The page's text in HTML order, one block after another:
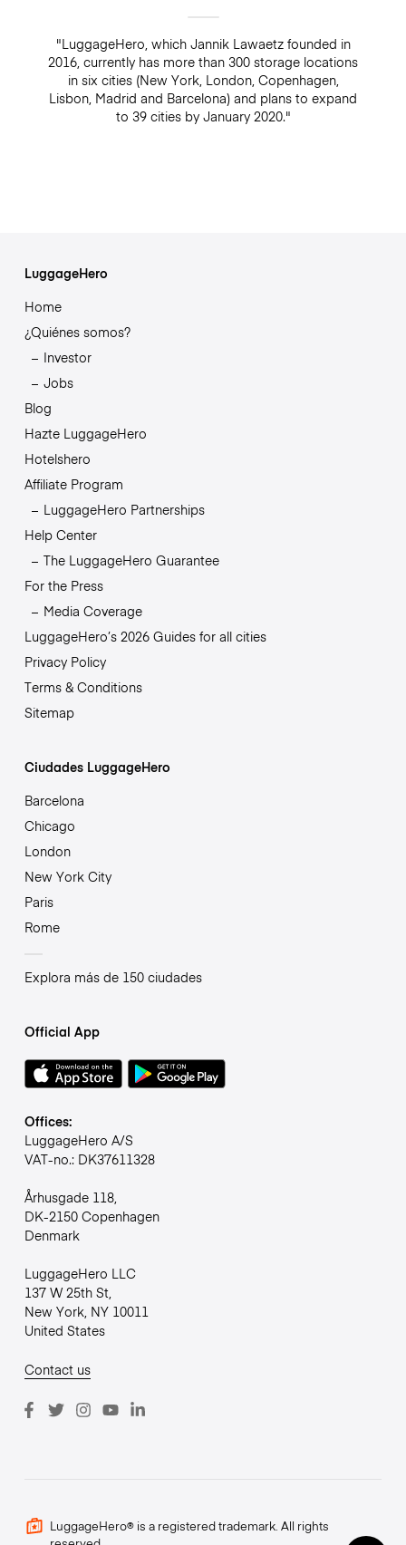
"LuggageHero, which Jannik Lawaetz founded in
2016, currently has more than 300 storage locations
in six cities (New York, London, Copenhagen,
Lisbon, Madrid and Barcelona) and plans to expand
to 39 cities by January 2020."
LuggageHero
Home
¿Quiénes somos?
Investor
Jobs
Blog
Hazte LuggageHero
Hotelshero
Affiliate Program
LuggageHero Partnerships
Help Center
The LuggageHero Guarantee
For the Press
Media Coverage
LuggageHero’s 2026 Guides for all cities
Privacy Policy
Terms & Conditions
Sitemap
Ciudades LuggageHero
Barcelona
Chicago
London
New York City
Paris
Rome
Explora más de 150 ciudades
Official App
Offices:
LuggageHero A/S
VAT-no.: DK37611328
Århusgade 118,
DK-2150 Copenhagen
Denmark
LuggageHero LLC
137 W 25th St,
New York, NY 10011
United States
Contact us
LuggageHero® is a registered trademark. All rights